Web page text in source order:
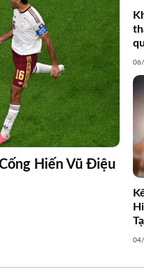
Hiến Vũ Điệu